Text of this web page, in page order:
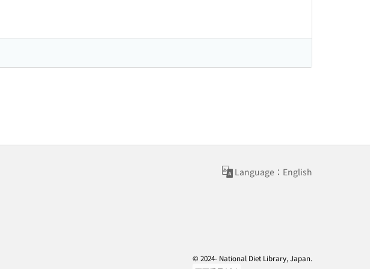
Language：English
© 2024- National Diet Library, Japan.